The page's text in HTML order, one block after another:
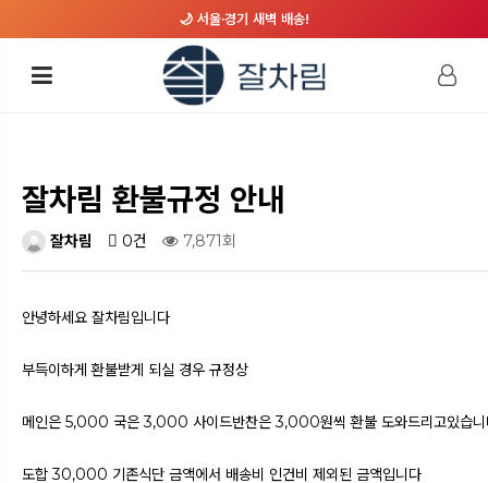
🌙 서울·경기 새벽 배송!
잘차림 환불규정 안내
잘차림 0건 7,871회
안녕하세요 잘차림입니다
부득이하게 환불받게 되실 경우 규정상
메인은 5,000 국은 3,000 사이드반찬은 3,000원씩 환불 도와드리고있습니
도합 30,000 기존식단 금액에서 배송비 인건비 제외된 금액입니다